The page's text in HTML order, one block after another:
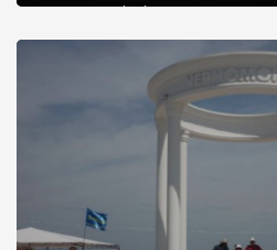
запрошую відвідати це